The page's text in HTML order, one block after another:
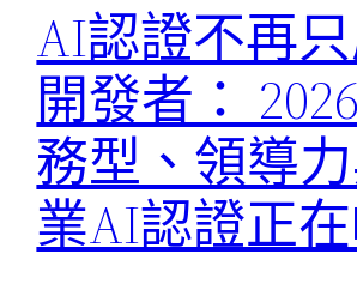
AI認證不再
開發者：
務型、領導
業AI認證正